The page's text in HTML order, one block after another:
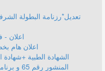
*تعديل*رزنامة البطولة الشرفية
اعلان -
اعلان هام
الشهادة الطبية +شهادة